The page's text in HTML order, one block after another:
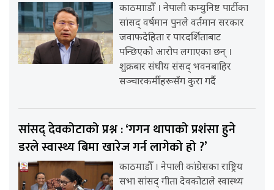
काठमााडौँ । नेपाली कम्युनिष्ट पार्टीका
सांसद् वर्षमान पुनले वर्तमान सरकार
जवाफदेहिता र पारदर्शिताबाट
पन्छिएको आरोप लगाएका छन् ।
शुक्रबार संघीय संसद् भवनबाहिर
सञ्चारकर्मीहरूसँग कुरा गर्दै
सांसद् देवकोटाको प्रश्न : ‘गगन थापाको प्रशंसा हुने
डरले स्वास्थ्य बिमा खारेज गर्न लागेको हो ?’
काठमाडौँ । नेपाली कांग्रेसका राष्ट्रिय
सभा सांसद् गीता देवकोटाले स्वास्थ्य